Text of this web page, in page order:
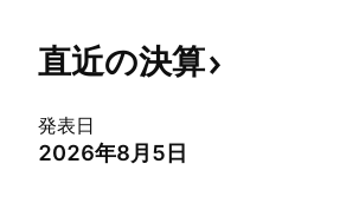
直近の決算
発表日
2026年8月5日